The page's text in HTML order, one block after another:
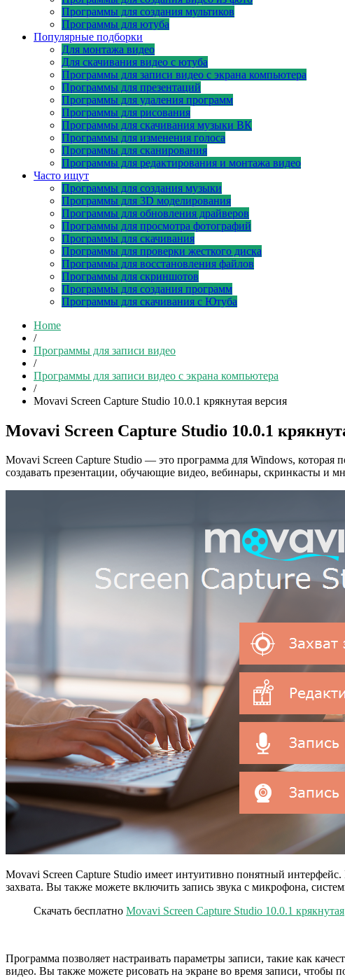
Программы для создания мультиков
Программы для ютуба
Популярные подборки
Для монтажа видео
Для скачивания видео с ютуба
Программы для записи видео с экрана компьютера
Программы для презентаций
Программы для удаления программ
Программы для рисования
Программы для скачивания музыки ВК
Программы для изменения голоса
Программы для сканирования
Программы для редактирования и монтажа видео
Часто ищут
Программы для создания музыки
Программы для 3D моделирования
Программы для обновления драйверов
Программы для просмотра фотографий
Программы для скачивания
Программы для проверки жесткого диска
Программы для восстановления файлов
Программы для скриншотов
Программы для создания программ
Программы для скачивания с Ютуба
Home
/
Программы для записи видео
/
Программы для записи видео с экрана компьютера
/
Movavi Screen Capture Studio 10.0.1 крякнутая версия
Movavi Screen Capture Studio 10.0.1
Movavi Screen Capture Studio — это программа для Windows,
создавать презентации, обучающие видео, вебинары, скринкасты и
Movavi Screen Capture Studio имеет интуитивно понятный
захвата. Вы также можете включить запись звука с микрофона,
Скачать бесплатно Movavi Screen Capture Studio 10.0.1 крякнутая
Программа позволяет настраивать параметры записи, такие как
видео. Вы также можете рисовать на экране во время записи, чтобы